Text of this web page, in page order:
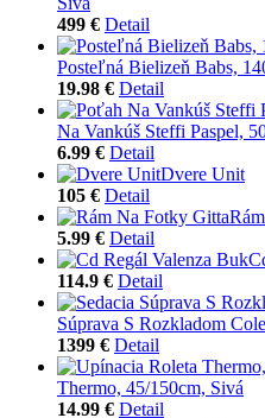
499 € Detail
Posteľná Bielizeň Babs,
19.98 € Detail
Na Vankúš Steffi Paspel,
6.99 € Detail
Dvere Unit
105 € Detail
5.99 € Detail
114.9 € Detail
Súprava S Rozkladom
1399 € Detail
Thermo, 45/150cm, Sivá
14.99 € Detail